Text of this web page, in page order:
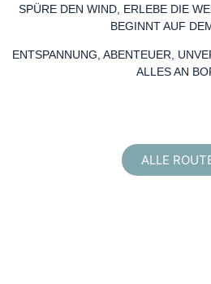
SPÜRE DEN WIND, ERLEBE DIE
BEGINNT AUF
ENTSPANNUNG, ABENTEUER,
ALLES AN
ALLE